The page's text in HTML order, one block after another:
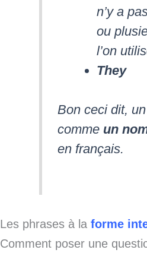
n’y a
ou
l’on
They
Bon ceci dit,
comme un
en français.
Les phrases à la forme
Comment poser une